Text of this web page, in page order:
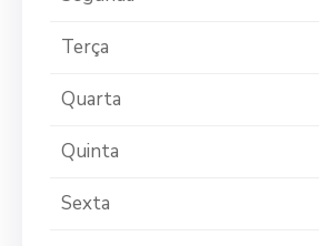
Terça
Quarta
Quinta
Sexta